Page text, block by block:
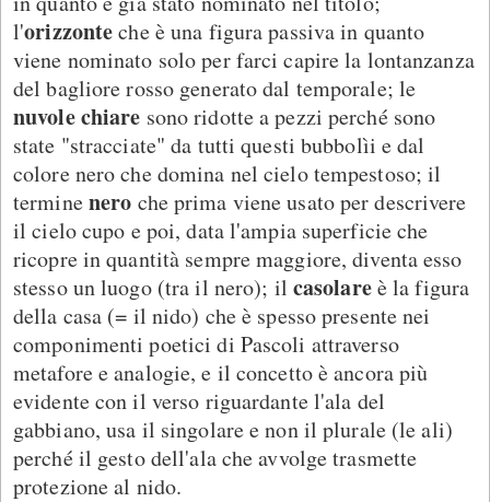
l'orizzonteche è una figura passiva in quanto
viene nominato solo per farci capire la lontanzanza
del bagliore rosso generato dal temporale; le
nuvole chiare sono ridotte a pezzi perché sono
state "stracciate" da tutti questi bubbolìi e dal
colore nero che domina nel cielo tempestoso; il
terminenero che prima viene usato per descrivere
il cielo cupo e poi, data l'ampia superficie che
ricopre in quantità sempre maggiore, diventa esso
stesso un luogo (tra il nero); il casolareè la figura
della casa (= il nido) che è spesso presente nei
componimenti poetici di Pascoli attraverso
metafore e analogie, e il concetto è ancora più
evidente con il verso riguardante l'ala del
gabbiano, usa il singolare e non il plurale (le ali)
perché il gesto dell'ala che avvolge trasmette
protezione al nido.